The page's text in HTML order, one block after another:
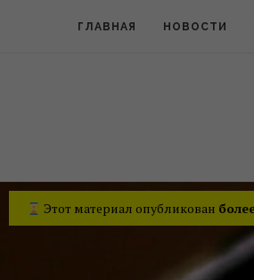
ГЛАВНАЯ НОВОСТИ
Этот материал опубликован